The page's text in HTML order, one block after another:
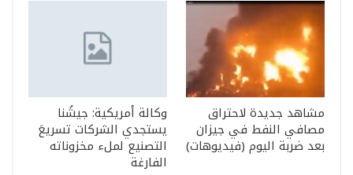
مشاهد جديدة لاحتراق
مصافي النفط في جيزان
بعد ضربة اليوم (فيديوهات)
وكالة أمريكية: جيشُنا
يستجدي الشركات تسريعَ
التصنيع لملء مخزوناته
الفارغة